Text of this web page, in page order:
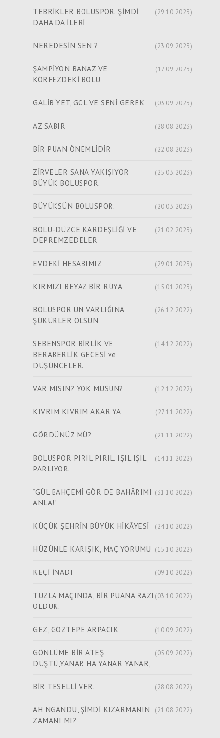
TEBRİKLER BOLUSPOR. ŞİMDİ
DAHA DA İLERİ
(29.10.2023)
NEREDESİN SEN ? (23.09.2023)
ŞAMPİYON BANAZ VE
KÖRFEZDEKİ BOLU
(17.09.2023)
GALİBİYET, GOL VE SENİ GEREK (03.09.2023)
AZ SABIR (28.08.2023)
BİR PUAN ÖNEMLİDİR (22.08.2023)
ZİRVELER SANA YAKIŞIYOR
BÜYÜK BOLUSPOR.
(25.03.2023)
BÜYÜKSÜN BOLUSPOR. (20.03.2023)
BOLU-DÜZCE KARDEŞLİĞİ VE
DEPREMZEDELER
(21.02.2023)
EVDEKİ HESABIMIZ (29.01.2023)
KIRMIZI BEYAZ BİR RÜYA (15.01.2023)
BOLUSPOR’UN VARLIĞINA
ŞÜKÜRLER OLSUN
(26.12.2022)
SEBENSPOR BİRLİK VE
BERABERLİK GECESİ ve
DÜŞÜNCELER.
(14.12.2022)
VAR MISIN? YOK MUSUN? (12.12.2022)
KIVRIM KIVRIM AKAR YA (27.11.2022)
GÖRDÜNÜZ MÜ? (21.11.2022)
BOLUSPOR PIRIL PIRIL. IŞIL IŞIL
PARLIYOR.
(14.11.2022)
“GÜL BAHÇEMİ GÖR DE BAHÂRIMI
ANLA!”
(31.10.2022)
KÜÇÜK ŞEHRİN BÜYÜK HİKÂYESİ (24.10.2022)
HÜZÜNLE KARIŞIK, MAÇ YORUMU (15.10.2022)
KEÇİ İNADI (09.10.2022)
TUZLA MAÇINDA, BİR PUANA RAZI
OLDUK.
(03.10.2022)
GEZ, GÖZTEPE ARPACIK (10.09.2022)
GÖNLÜME BİR ATEŞ
DÜŞTÜ,YANAR HA YANAR YANAR,
(05.09.2022)
BİR TESELLİ VER. (28.08.2022)
AH NGANDU, ŞİMDİ KIZARMANIN
ZAMANI MI?
(21.08.2022)